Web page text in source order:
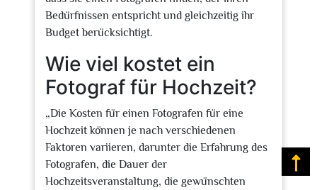
Bedürfnissen entspricht und gleichzeitig ihr
Budget berücksichtigt.
Wie viel kostet ein
Fotograf für Hochzeit?
„Die Kosten für einen Fotografen für eine
Hochzeit können je nach verschiedenen
Faktoren variieren, darunter die Erfahrung des
Fotografen, die Dauer der
Hochzeitsveranstaltung, die gewünschten